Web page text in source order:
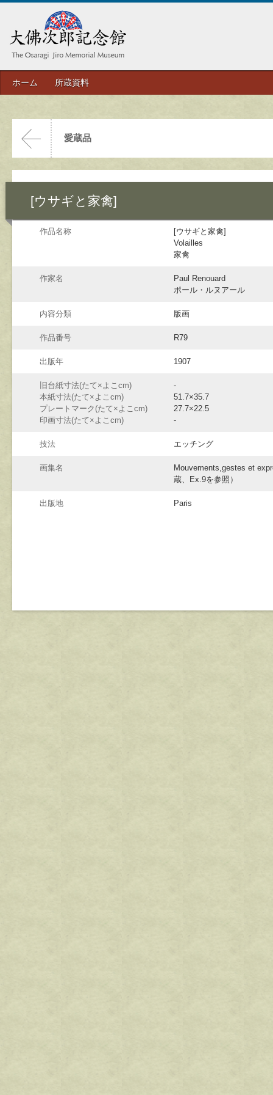
ホーム 所蔵資料
愛蔵品
[ウサギと家禽]
作品名称
[ウサギと家禽]
Volailles
家禽
作家名
Paul Renouard
ポール・ルヌアール
内容分類 版画
作品番号 R79
出版年 1907
旧台紙寸法(たて×よこcm)
本紙寸法(たて×よこcm)
プレートマーク(たて×よこcm)
印画寸法(たて×よこcm)
-
51.7×35.7
27.7×22.5
-
技法 エッチング
画集名
Mouvements,gestes et
蔵、Ex.9を参照）
出版地 Paris